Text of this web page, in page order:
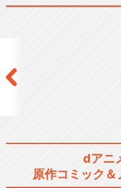
dアニ
原作コミック＆